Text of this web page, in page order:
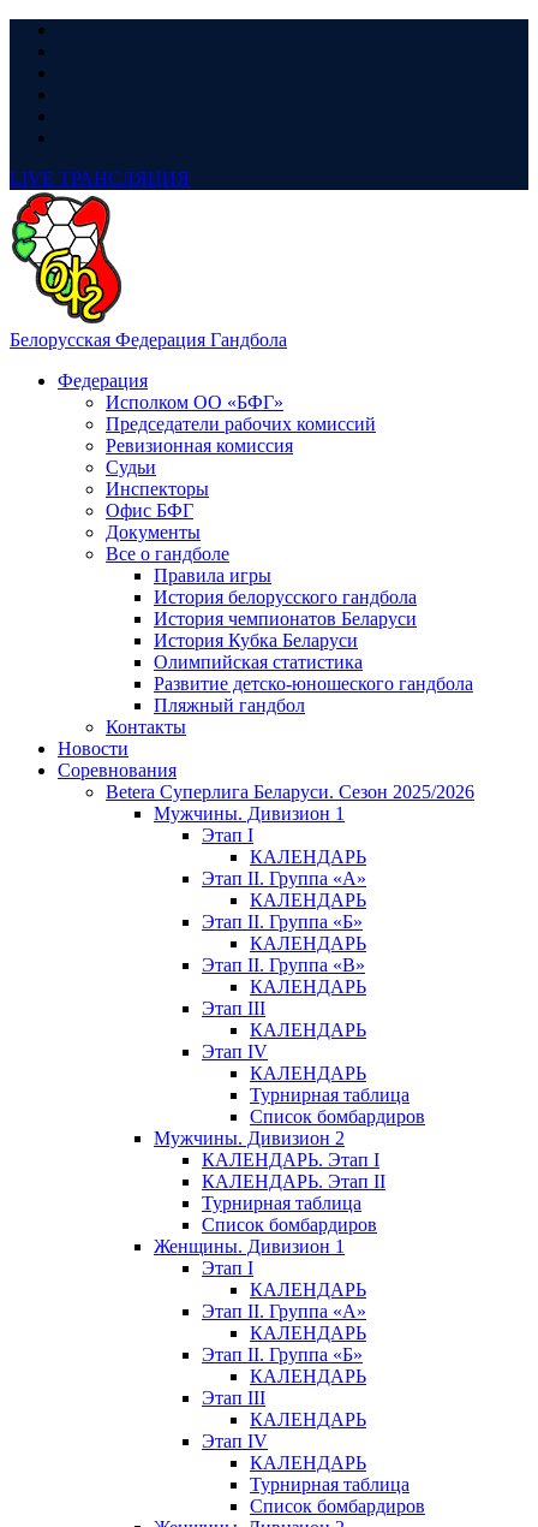
LIVE ТРАНСЛЯЦИЯ
Белорусская Федерация Гандбола
Федерация
Исполком ОО «БФГ»
Председатели рабочих комиссий
Ревизионная комиссия
Судьи
Инспекторы
Офис БФГ
Документы
Все о гандболе
Правила игры
История белорусского гандбола
История чемпионатов Беларуси
История Кубка Беларуси
Олимпийская статистика
Развитие детско-юношеского гандбола
Пляжный гандбол
Контакты
Новости
Соревнования
Betera Суперлига Беларуси. Сезон 2025/2026
Мужчины. Дивизион 1
Этап I
КАЛЕНДАРЬ
Этап II. Группа «А»
КАЛЕНДАРЬ
Этап II. Группа «Б»
КАЛЕНДАРЬ
Этап II. Группа «В»
КАЛЕНДАРЬ
Этап III
КАЛЕНДАРЬ
Этап IV
КАЛЕНДАРЬ
Турнирная таблица
Список бомбардиров
Мужчины. Дивизион 2
КАЛЕНДАРЬ. Этап I
КАЛЕНДАРЬ. Этап II
Турнирная таблица
Список бомбардиров
Женщины. Дивизион 1
Этап I
КАЛЕНДАРЬ
Этап II. Группа «А»
КАЛЕНДАРЬ
Этап II. Группа «Б»
КАЛЕНДАРЬ
Этап III
КАЛЕНДАРЬ
Этап IV
КАЛЕНДАРЬ
Турнирная таблица
Список бомбардиров